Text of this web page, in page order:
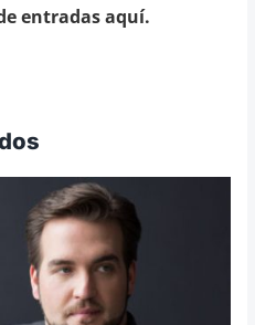
entradas aquí.